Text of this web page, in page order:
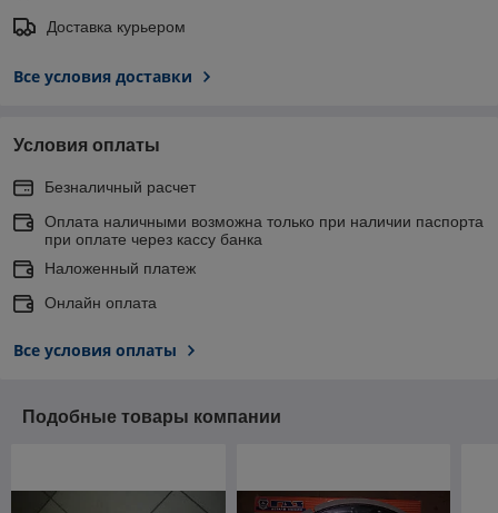
Доставка курьером
Все условия доставки
Условия оплаты
Безналичный расчет
Оплата наличными возможна только при наличии паспорта
при оплате через кассу банка
Наложенный платеж
Онлайн оплата
Все условия оплаты
Подобные товары компании